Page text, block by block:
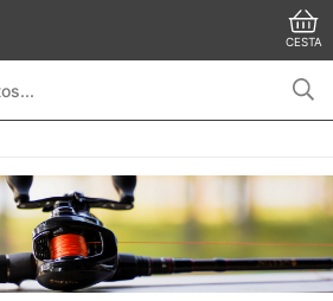
CESTA